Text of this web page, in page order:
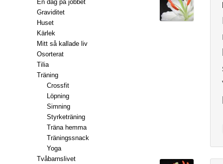
En dag på jobbet
Graviditet
Huset
Kärlek
Mitt så kallade liv
Osorterat
Tilia
Träning
Crossfit
Löpning
Simning
Styrketräning
Träna hemma
Träningssnack
Yoga
Tvåbarnslivet